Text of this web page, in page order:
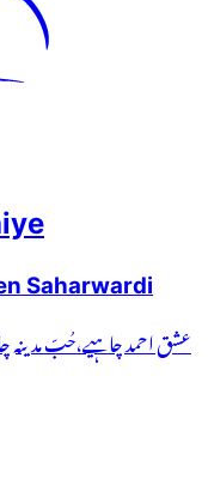
Saharwardi
عشق احمد چاہیے،حُبّ مدینہ